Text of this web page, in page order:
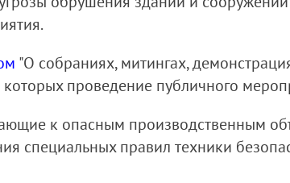
"О собраниях, митингах,
проведение публичного
к опасным производственным
специальных правил техники